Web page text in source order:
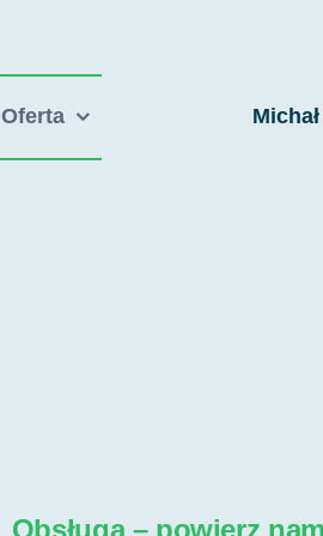
Oferta
Obsługa – powierz